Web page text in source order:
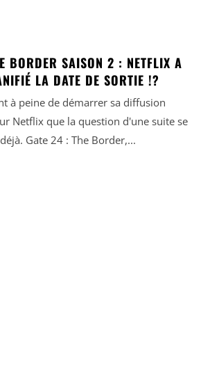
BORDER SAISON 2 : NETFLIX A
LA DATE DE SORTIE !?
à peine de démarrer sa diffusion
Netflix que la question d'une suite se
Gate 24 : The Border,...